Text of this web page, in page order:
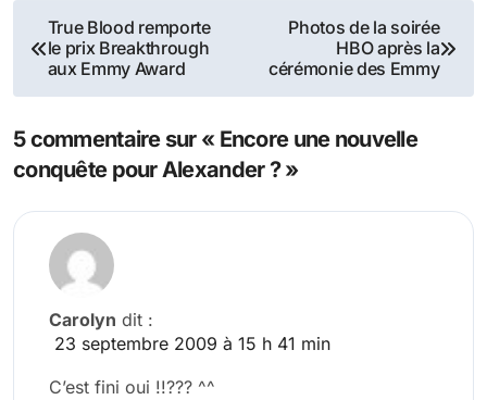
Navigation
de
True Blood remporte
le prix Breakthrough
aux Emmy Award
Photos de la soirée
HBO après la
cérémonie des Emmy
5 commentaire sur « Encore une nouvelle
conquête pour Alexander ? »
Carolyn dit :
23 septembre 2009 à 15 h 41 min
C’est fini oui !!??? ^^